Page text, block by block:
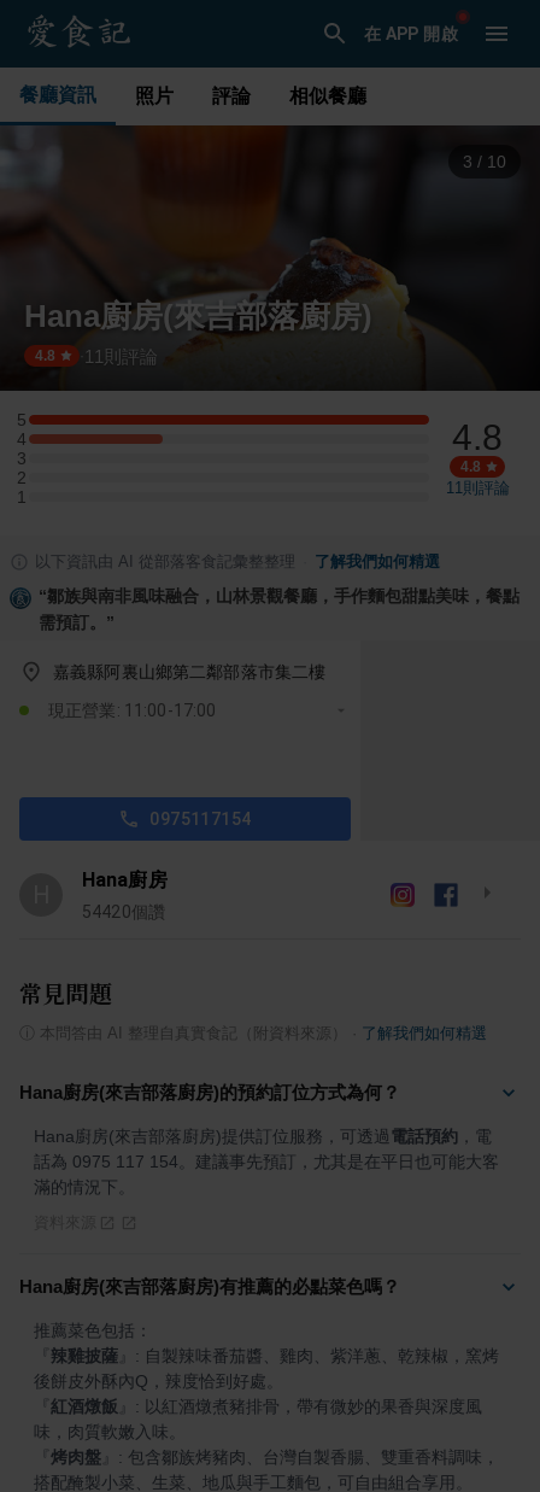
在 APP 開啟
餐廳資訊 照片 評論 相似餐廳
3 / 10
Hana廚房(來吉部落廚房)
4.8 11 則評論
5
5 星：3 則評論
4
4 星：1 則評論
3
3 星：0 則評論
2
2 星：0 則評論
1
1 星：0 則評論
4.8
4.8
11則評論
以下資訊由 AI 從部落客食記彙整整理 了解我們如何精選
“鄒族與南非風味融合，山林景觀餐廳，手作麵包甜點美味，餐點
需預訂。 ”
嘉義縣阿裏山鄉第二鄰部落市集二樓
現正營業: 11:00-17:00
0975117154
Hana廚房
54420個讚
常見問題
本問答由 AI 整理自真實食記（附資料來源） 了解我們如何精選
Hana廚房(來吉部落廚房)的預約訂位方式為何？
Hana廚房(來吉部落廚房)提供訂位服務，可透過電話預約 ，電
話為 0975 117 154。建議事先預訂，尤其是在平日也可能大客
滿的情況下。
Hana廚房(來吉部落廚房)有推薦的必點菜色嗎？
辣雞披薩
: 自製辣味番茄醬、雞肉、紫洋蔥、乾辣椒，窯烤
紅酒燉飯
: 以紅酒燉煮豬排骨，帶有微妙的果香與深度風
烤肉盤
: 包含鄒族烤豬肉、台灣自製香腸、雙重香料調味，